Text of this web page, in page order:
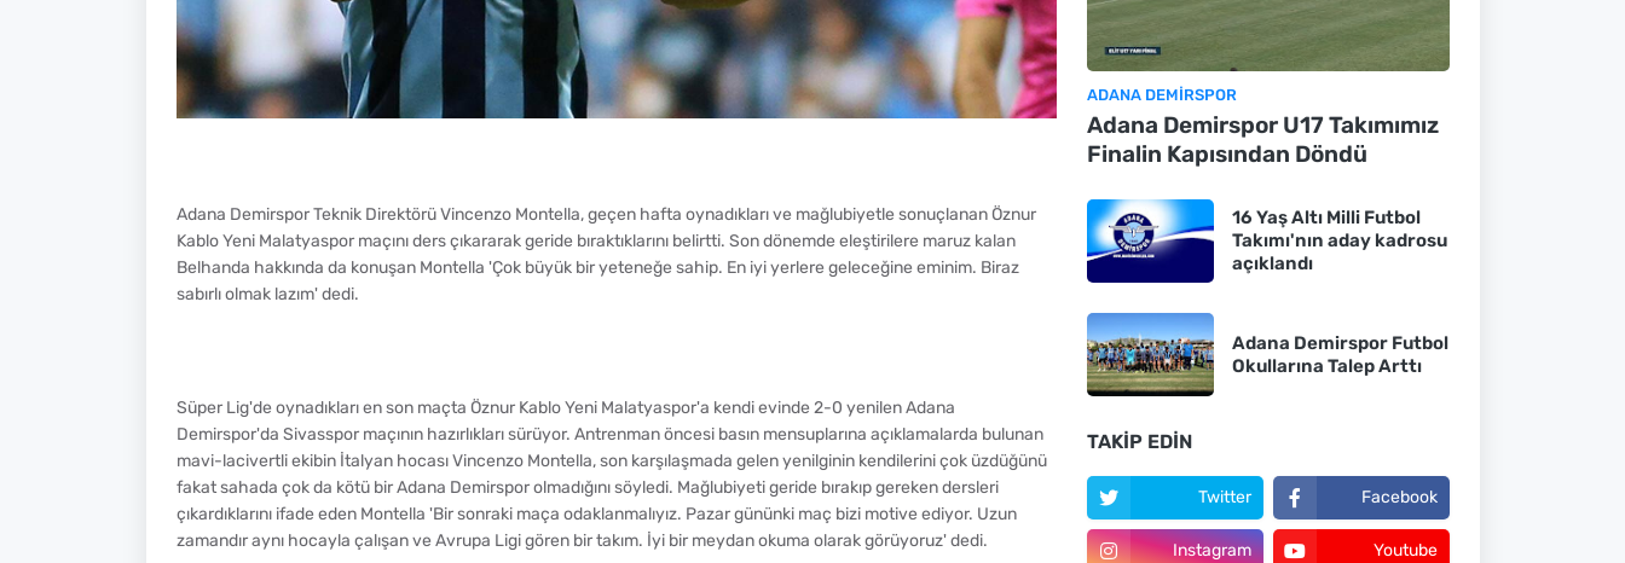
Adana Demirspor Teknik Direktörü Vincenzo Montella, geçen hafta oynadıkları ve mağlubiyetle sonuçlanan Öznur
Kablo Yeni Malatyaspor maçını ders çıkararak geride bıraktıklarını belirtti. Son dönemde eleştirilere maruz kalan
Belhanda hakkında da konuşan Montella 'Çok büyük bir yeteneğe sahip. En iyi yerlere geleceğine eminim. Biraz
sabırlı olmak lazım' dedi.
Süper Lig'de oynadıkları en son maçta Öznur Kablo Yeni Malatyaspor'a kendi evinde 2-0 yenilen Adana
Demirspor'da Sivasspor maçının hazırlıkları sürüyor. Antrenman öncesi basın mensuplarına açıklamalarda bulunan
mavi-lacivertli ekibin İtalyan hocası Vincenzo Montella, son karşılaşmada gelen yenilginin kendilerini çok üzdüğünü
fakat sahada çok da kötü bir Adana Demirspor olmadığını söyledi. Mağlubiyeti geride bırakıp gereken dersleri
çıkardıklarını ifade eden Montella 'Bir sonraki maça odaklanmalıyız. Pazar gününki maç bizi motive ediyor. Uzun
zamandır aynı hocayla çalışan ve Avrupa Ligi gören bir takım. İyi bir meydan okuma olarak görüyoruz' dedi.
ADANA DEMIRSPOR
Adana Demirspor U17 Takımımız
Finalin Kapısından Döndü
16 Yaş Altı Milli Futbol
Takımı'nın aday kadrosu
açıklandı
Adana Demirspor Futbol
Okullarına Talep Arttı
TAKIP EDIN
Twitter Facebook
Instagram Youtube